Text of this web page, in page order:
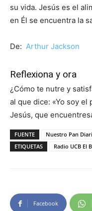
su vida. Jesús es el
en Él se encuentra la
De: Arthur Jackson
Reflexiona y ora
¿Cómo te nutre y
al que dice: «Yo soy el
Jesús, que
FUENTE
Nuestro Pan
ETIQUETAS
Radio UCB El
Facebook